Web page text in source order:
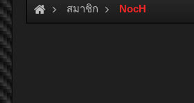
สมาชิก NocH